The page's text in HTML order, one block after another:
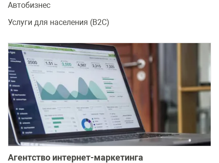
Автобизнес
Услуги для населения (B2C)
Агентство интернет-маркетинга